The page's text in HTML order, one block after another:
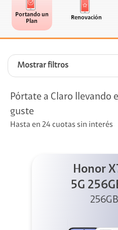
Portando un
Plan
Renovación
Mostrar filtros
Pórtate a Claro llevando
guste
Hasta en 24 cuotas sin interés
Honor
5G